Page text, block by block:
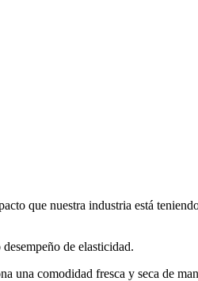
que nuestra industria está
de elasticidad.
una comodidad fresca y seca de